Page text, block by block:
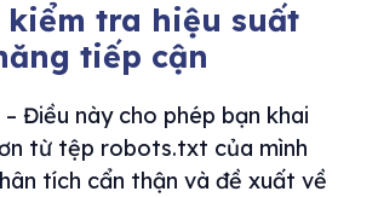
kiểm tra hiệu suất
tiếp cận
Điều này cho phép bạn khai
từ tệp robots.txt của mình
tích cẩn thận và đề xuất về